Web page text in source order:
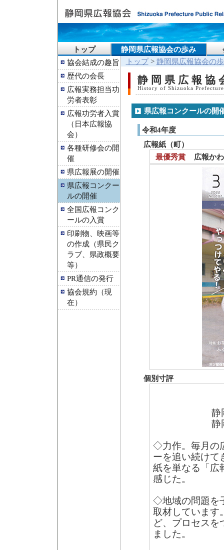
トップ 静岡県広報協会の歩み
協会結成の趣旨
歴代の会長
広報実務担当功
労者表彰
広報功労者入賞
（日本広報協
会）
各種研修会の開
催
県広報展の開催
県広報コンクー
ルの開催
全国広報コンク
ールの入賞
印刷物、映画等
の作成（県民ク
ラブ、県政概要
等）
PR通信の発行
協会規約（現
在）
トップ> 静岡県広報協会の
静岡県広報協
History of Shizuoka
県広報コンクールの開
令和4年度
広報紙（町）
最優秀賞
広報か
個別寸評
静
◇力作。毎月の
ーを追い続けて
紙を単なる「広
感じた。
◇地域の問題を
取材していま
ど、プロセスを
ました。